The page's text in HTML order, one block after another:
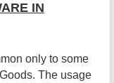
IN
only to some
The usage